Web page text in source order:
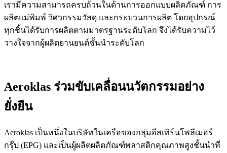
เรามีความสามารถครบถ้วนในด้านการออกแบบผลิตภัณฑ์ การ
ผลิตแม่พิมพ์ วิศวกรรมวัสดุ และกระบวนการผลิต โดยอุปกรณ์
ทุกชิ้นได้รับการผลิตตามมาตรฐานระดับโลก จึงได้รับความไว้
วางใจจากผู้ผลิตยานยนต์ชั้นนำระดับโลก
Aeroklas ร่วมขับเคลื่อนนวัตกรรมอย่าง
ยั่งยืน
Aeroklas เป็นหนึ่งในบริษัทในเครือของกลุ่มอีสเทิร์นโพลีเมอร์
กรุ๊ป (EPG) และเป็นผู้ผลิตผลิตภัณฑ์พลาสติกคุณภาพสูงชั้นนำที่